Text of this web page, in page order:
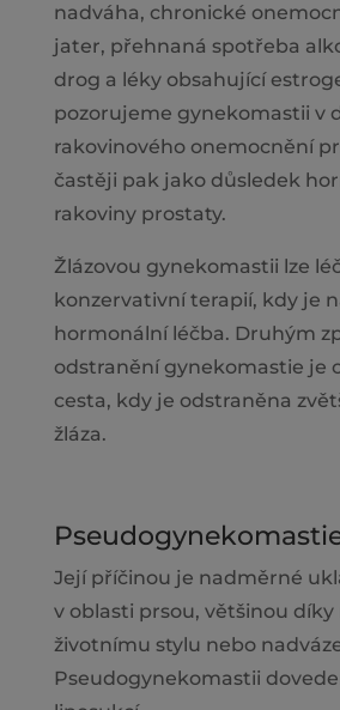
nadváha, chronické
jater, přehnaná spotřeba
drog a léky obsahující
pozorujeme gynekomastii v
rakovinového onemocnění
častěji pak jako důsledek
rakoviny prostaty.
Žlázovou gynekomastii lze
konzervativní terapií, kdy je
hormonální léčba. Druhým
odstranění gynekomastie je
cesta, kdy je odstraněna
žláza.
Její příčinou je nadměrné
v oblasti prsou, většinou
životnímu stylu nebo
Pseudogynekomastii